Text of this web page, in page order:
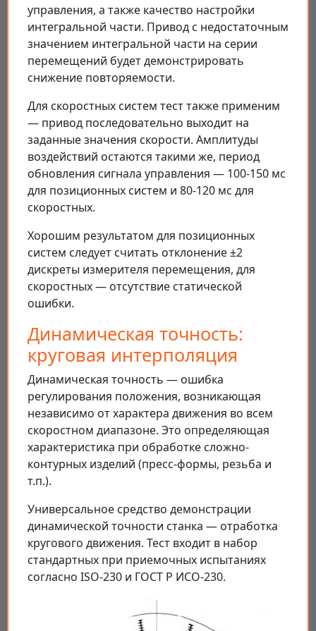
управления, а также качество настройки
интегральной части. Привод с недостаточным
значением интегральной части на серии
перемещений будет демонстрировать
снижение повторяемости.
Для скоростных систем тест также применим
— привод последовательно выходит на
заданные значения скорости. Амплитуды
воздействий остаются такими же, период
обновления сигнала управления — 100-150 мс
для позиционных систем и 80-120 мс для
скоростных.
Хорошим результатом для позиционных
систем следует считать отклонение ±2
дискреты измерителя перемещения, для
скоростных — отсутствие статической
ошибки.
Динамическая точность:
круговая интерполяция
Динамическая точность — ошибка
регулирования положения, возникающая
независимо от характера движения во всем
скоростном диапазоне. Это определяющая
характеристика при обработке сложно-
контурных изделий (пресс-формы, резьба и
т.п.).
Универсальное средство демонстрации
динамической точности станка — отработка
кругового движения. Тест входит в набор
стандартных при приемочных испытаниях
согласно ISO-230 и ГОСТ Р ИСО-230.